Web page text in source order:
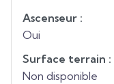
Ascenseur :
Oui
Surface terrain :
Non disponible